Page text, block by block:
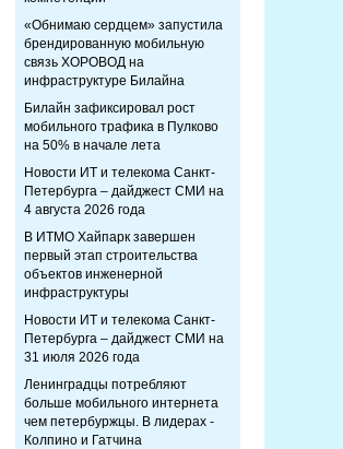
«Обнимаю сердцем» запустила
брендированную мобильную
связь ХОРОВОД на
инфраструктуре Билайна
Билайн зафиксировал рост
мобильного трафика в Пулково
на 50% в начале лета
Новости ИТ и телекома Санкт-
Петербурга – дайджест СМИ на
4 августа 2026 года
В ИТМО Хайпарк завершен
первый этап строительства
объектов инженерной
инфраструктуры
Новости ИТ и телекома Санкт-
Петербурга – дайджест СМИ на
31 июля 2026 года
Ленинградцы потребляют
больше мобильного интернета
чем петербуржцы. В лидерах -
Колпино и Гатчина